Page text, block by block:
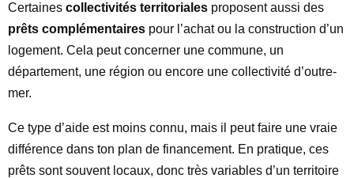
Certaines collectivités territoriales proposent aussi des
prêts complémentaires pour l’achat ou la construction d’un
logement. Cela peut concerner une commune, un
département, une région ou encore une collectivité d’outre-
mer.
Ce type d’aide est moins connu, mais il peut faire une vraie
différence dans ton plan de financement. En pratique, ces
prêts sont souvent locaux, donc très variables d’un territoire